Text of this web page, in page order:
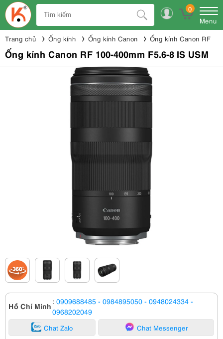
0
Menu
Trang chủ Ống kính Ống kính Canon Ống kính Canon RF
Ống kính Canon RF 100-400mm F5.6-8 IS USM
Hồ Chí Minh : 0909688485 - 0984895050 - 0948024334 -
0968202049
Chat Zalo Chat Messenger